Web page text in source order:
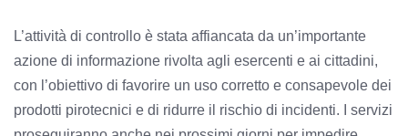
L’attività di controllo è stata affiancata da un’importante
azione di informazione rivolta agli esercenti e ai cittadini,
con l’obiettivo di favorire un uso corretto e consapevole dei
prodotti pirotecnici e di ridurre il rischio di incidenti. I servizi